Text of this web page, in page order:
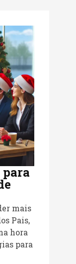
mais
Pais,
hora
para